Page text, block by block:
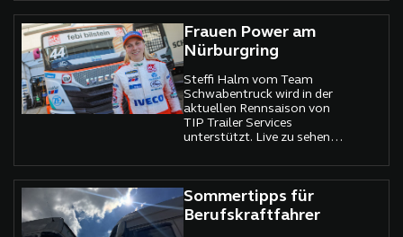
Frauen Power am
Nürburgring
Steffi Halm vom Team
Schwabentruck wird in der
aktuellen Rennsaison von
TIP Trailer Services
unterstützt. Live zu sehen
Truck Grand Prix auf dem
Nürburgring.
Sommertipps für
Berufskraftfahrer